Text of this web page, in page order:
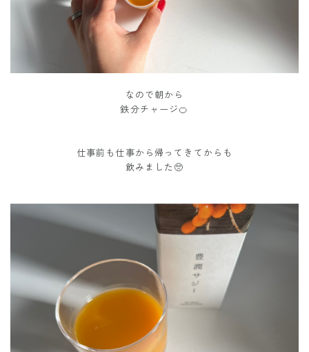
なので朝から
鉄分チャージ🍊
仕事前も仕事から帰ってきてからも
飲みました🥺